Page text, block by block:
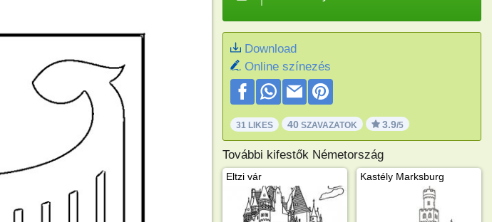
Download
Online színezés
31 LIKES 40 SZAVAZATOK 3.9/5
További kifestők Németország
Eltzi vár Kastély Marksburg